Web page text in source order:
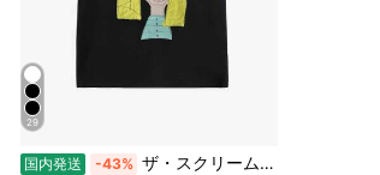
29
国内発送 -43% ザ・スクリーム Tシャツ